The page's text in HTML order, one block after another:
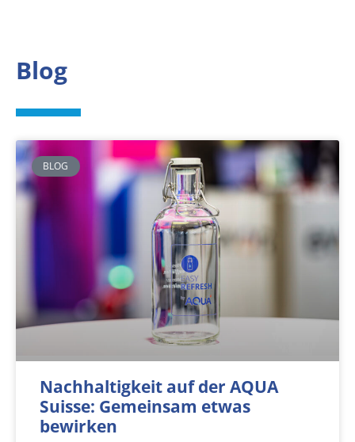
Blog
BLOG
Nachhaltigkeit auf der AQUA
Suisse: Gemeinsam etwas
bewirken